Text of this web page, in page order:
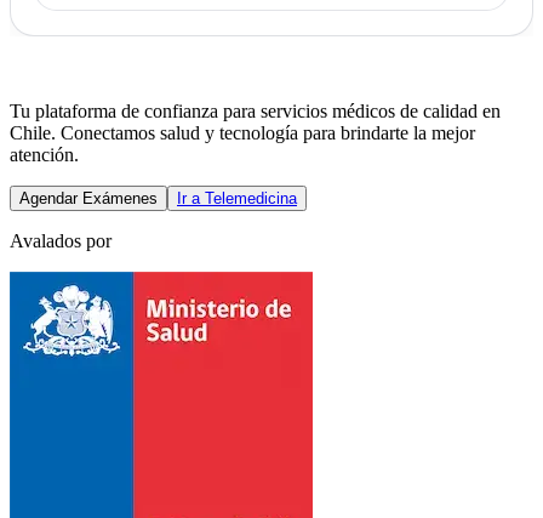
Tu plataforma de confianza para servicios médicos de calidad en
Chile. Conectamos salud y tecnología para brindarte la mejor
atención.
Agendar Exámenes Ir a Telemedicina
Avalados por